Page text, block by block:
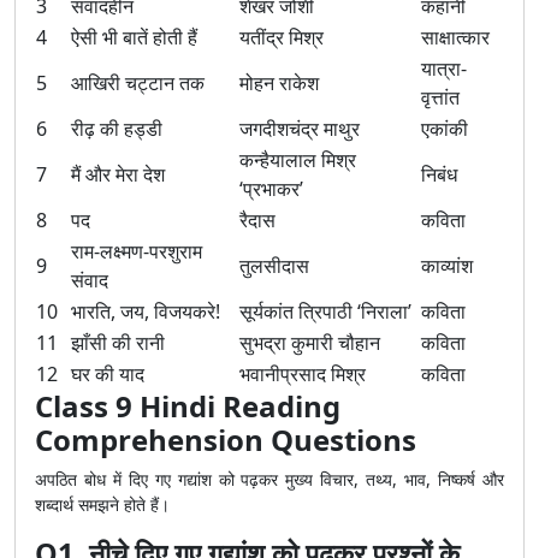
3
संवादहीन शेखर जोशी
कहानी
4
ऐसी भी बातें होती हैं यतींद्र मिश्र
साक्षात्कार
5
आखिरी चट्टान तक मोहन राकेश
यात्रा-
वृत्तांत
6
रीढ़ की हड्डी जगदीशचंद्र माथुर
एकांकी
7
मैं और मेरा देश
कन्हैयालाल मिश्र
‘प्रभाकर’
निबंध
8
पद रैदास
कविता
9
राम-लक्ष्मण-परशुराम
संवाद
तुलसीदास
काव्यांश
10 भारति, जय, विजयकरे! सूर्यकांत त्रिपाठी ‘निराला’ कविता
11
झाँसी की रानी सुभद्रा कुमारी चौहान
कविता
12 घर की याद भवानीप्रसाद मिश्र कविता
Class 9 Hindi Reading
Comprehension Questions
अपठित बोध में दिए गए गद्यांश को पढ़कर मुख्य विचार, तथ्य, भाव, निष्कर्ष और
शब्दार्थ समझने होते हैं।